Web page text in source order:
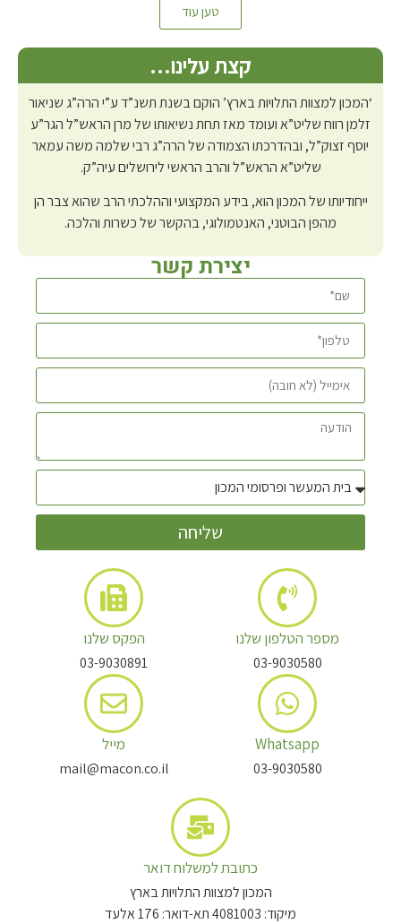
טען עוד
קצת עלינו…
‘המכון למצוות התלויות בארץ’ הוקם בשנת תשנ”ד ע”י הרה”ג שניאור
זלמן רווח שליט”א ועומד מאז תחת נשיאותו של מרן הראש”ל הגר”ע
יוסף זצוק”ל, ובהדרכתו הצמודה של הרה”ג רבי שלמה משה עמאר
שליט”א הראש”ל והרב הראשי לירושלים עיה”ק.
ייחודיותו של המכון הוא, בידע המקצועי וההלכתי הרב שהוא צבר הן
מהפן הבוטני, האנטמולוגי, בהקשר של כשרות והלכה.
יצירת קשר
שליחה
מספר הטלפון שלנו
03-9030580
Whatsapp
03-9030580
הפקס שלנו
03-9030891
מייל
mail@macon.co.il
כתובת למשלוח דואר
המכון למצוות התלויות בארץ
מיקוד: 4081003 תא-דואר: 176 אלעד